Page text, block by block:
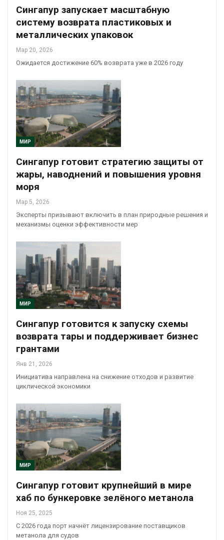
Сингапур запускает масштабную
систему возврата пластиковых и
металлических упаковок
Мар 20, 2026
Ожидается достижение 60% возврата уже в 2026 году
МИР
Сингапур готовит стратегию защиты от
жары, наводнений и повышения уровня
моря
Мар 5, 2026
Эксперты призывают включить в план природные решения и
механизмы оценки эффективности мер
МИР
Сингапур готовится к запуску схемы
возврата тары и поддерживает бизнес
грантами
Янв 21, 2026
Инициатива направлена на снижение отходов и развитие
циклической экономики
МИР
Сингапур готовит крупнейший в мире
хаб по бункеровке зелёного метанола
Ноя 25, 2025
С 2026 года порт начнёт лицензирование поставщиков
метанола для судов